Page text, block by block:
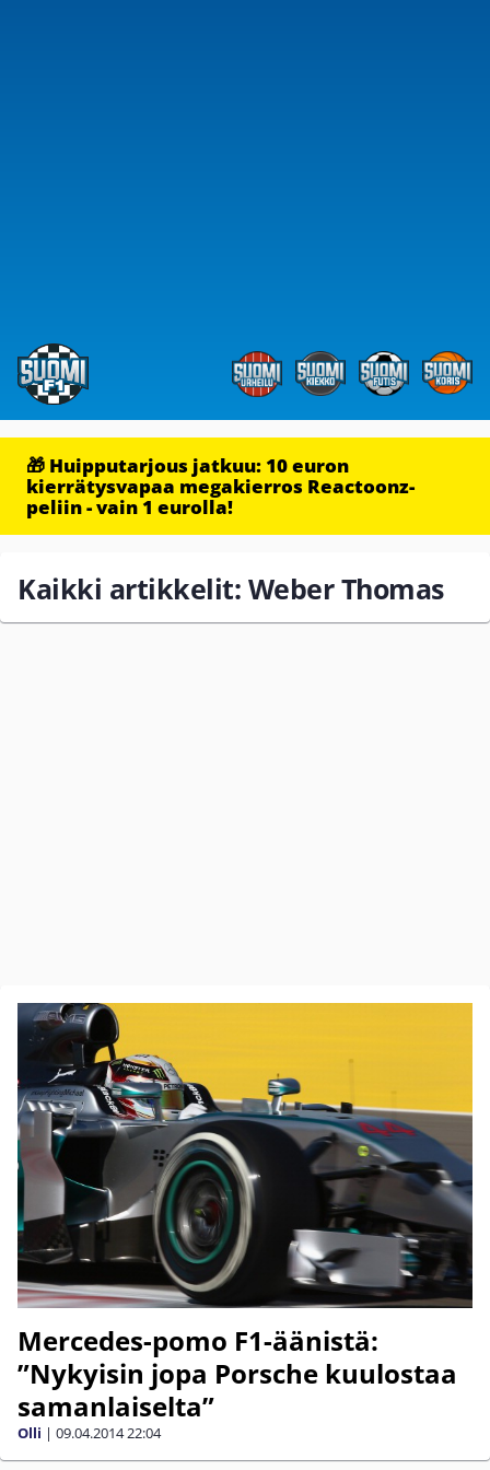
🎁 Huipputarjous jatkuu: 10 euron
kierrätysvapaa megakierros Reactoonz-
peliin - vain 1 eurolla!
Kaikki artikkelit: Weber Thomas
Mercedes-pomo F1-äänistä:
”Nykyisin jopa Porsche kuulostaa
samanlaiselta”
Olli | 09.04.201422:04